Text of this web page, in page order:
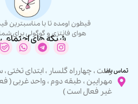
قیطون اومده تا با مناسبترین
هوای فانتزی و گوگولی برای
شبکه های اجتماعی
تماس بامارشت ، چهارراه گلسار ، ابتدای تختی
مهرایین ، طبقه دوم ، واحد غربی (
غیر فعال است )